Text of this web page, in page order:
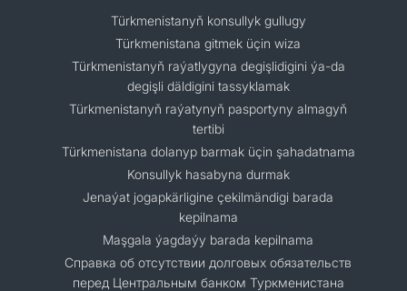
Türkmenistanyň konsullyk gullugy
Türkmenistana gitmek üçin wiza
Türkmenistanyň raýatlygyna degişlidigini ýa-da
degişli däldigini tassyklamak
Türkmenistanyň raýatynyň pasportyny almagyň
tertibi
Türkmenistana dolanyp barmak üçin şahadatnama
Konsullyk hasabyna durmak
Jenaýat jogapkärligine çekilmändigi barada
kepilnama
Maşgala ýagdaýy barada kepilnama
Cправка об отсутствии долговых обязательств
перед Центральным банком Туркменистана